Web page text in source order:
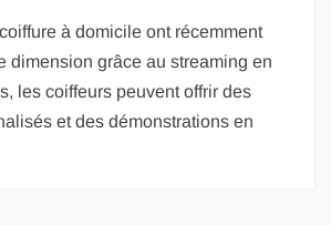
à domicile ont récemment
dimension grâce au streaming en
les coiffeurs peuvent offrir des
et des démonstrations en